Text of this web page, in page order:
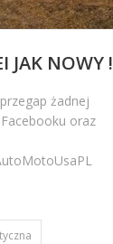
JAK NOWY !
żadnej
oraz